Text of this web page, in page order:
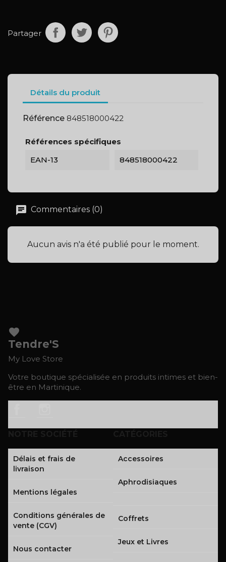
Partager
Détails du produit
Référence 848518000422
Références spécifiques
EAN-13
848518000422
Commentaires (0)
Aucun avis n'a été publié pour le moment.
favorite
Tendre'S
My Love Store
Votre boutique spécialisée en produits intimes et bien-
être en Martinique.
Délais et frais de
livraison
Mentions légales
Conditions générales de
vente (CGV)
Nous contacter
Accessoires
Aphrodisiaques
Coffrets
Jeux et Livres